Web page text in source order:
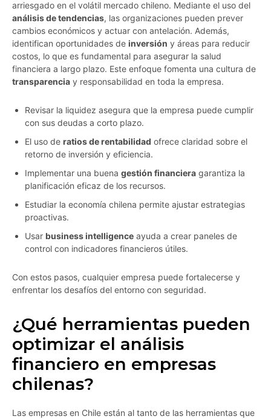
arriesgado en el volátil mercado chileno. Mediante el uso del
análisis de tendencias, las organizaciones pueden prever
cambios económicos y actuar con antelación. Además,
identifican oportunidades de inversión y áreas para reducir
costos, lo que es fundamental para asegurar la salud
financiera a largo plazo. Este enfoque fomenta una cultura de
transparencia y responsabilidad en toda la empresa.
Revisar la liquidez asegura que la empresa puede cumplir
con sus deudas a corto plazo.
El uso de ratios de rentabilidad ofrece claridad sobre el
retorno de inversión y eficiencia.
Implementar una buena gestión financiera garantiza la
planificación eficaz de los recursos.
Estudiar la economía chilena permite ajustar estrategias
proactivas.
Usar business intelligence ayuda a crear paneles de
control con indicadores financieros útiles.
Con estos pasos, cualquier empresa puede fortalecerse y
enfrentar los desafíos del entorno con seguridad.
¿Qué herramientas pueden
optimizar el análisis
financiero en empresas
chilenas?
Las empresas en Chile están al tanto de las herramientas que